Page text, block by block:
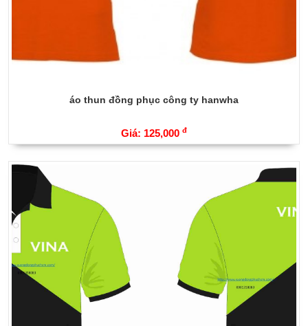
áo thun đồng phục công ty hanwha
Giá: 125,000 đ